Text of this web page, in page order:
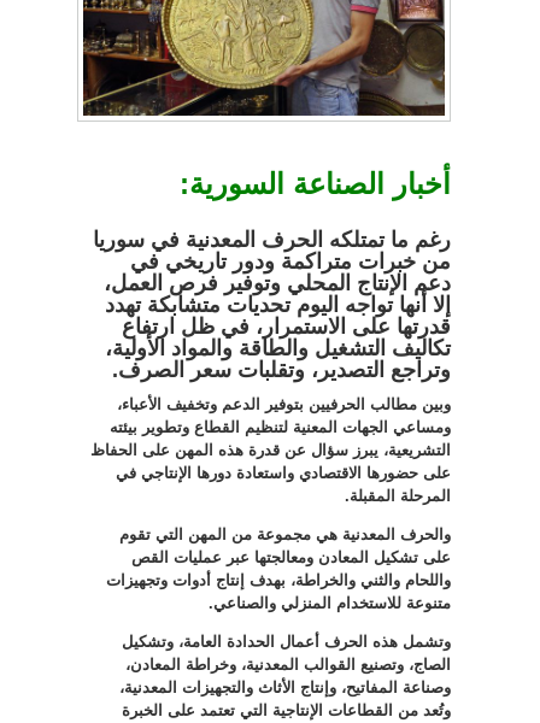
أخبار الصناعة السورية:
رغم ما تمتلكه الحرف المعدنية في سوريا
من خبرات متراكمة ودور تاريخي في
دعم الإنتاج المحلي وتوفير فرص العمل،
إلا أنها تواجه اليوم تحديات متشابكة تهدد
قدرتها على الاستمرار، في ظل ارتفاع
تكاليف التشغيل والطاقة والمواد الأولية،
وتراجع التصدير، وتقلبات سعر الصرف.
وبين مطالب الحرفيين بتوفير الدعم وتخفيف الأعباء،
ومساعي الجهات المعنية لتنظيم القطاع وتطوير بيئته
التشريعية، يبرز سؤال عن قدرة هذه المهن على الحفاظ
على حضورها الاقتصادي واستعادة دورها الإنتاجي في
المرحلة المقبلة.
والحرف المعدنية هي مجموعة من المهن التي تقوم
على تشكيل المعادن ومعالجتها عبر عمليات القص
واللحام والثني والخراطة، بهدف إنتاج أدوات وتجهيزات
متنوعة للاستخدام المنزلي والصناعي.
وتشمل هذه الحرف أعمال الحدادة العامة، وتشكيل
الصاج، وتصنيع القوالب المعدنية، وخراطة المعادن،
وصناعة المفاتيح، وإنتاج الأثاث والتجهيزات المعدنية،
وتُعد من القطاعات الإنتاجية التي تعتمد على الخبرة